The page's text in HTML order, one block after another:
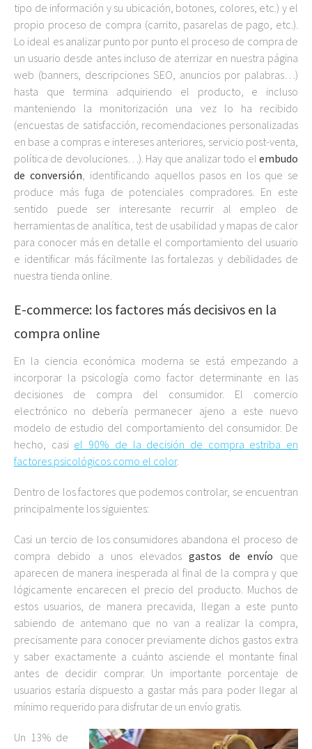
tipo de información y su ubicación, botones, colores, etc.) y el
propio proceso de compra (carrito, pasarelas de pago, etc.).
Lo ideal es analizar punto por punto el proceso de compra de
un usuario desde antes incluso de aterrizar en nuestra página
web (banners, descripciones SEO, anuncios por palabras…)
hasta que termina adquiriendo el producto, e incluso
manteniendo la monitorización una vez lo ha recibido
(encuestas de satisfacción, recomendaciones personalizadas
en base a compras e intereses anteriores, servicio post-venta,
política de devoluciones…). Hay que analizar todo el embudo
de conversión, identificando aquellos pasos en los que se
produce más fuga de potenciales compradores. En este
sentido puede ser interesante recurrir al empleo de
herramientas de analítica, test de usabilidad y mapas de calor
para conocer más en detalle el comportamiento del usuario
e identificar más fácilmente las fortalezas y debilidades de
nuestra tienda online.
E-commerce: los factores más decisivos en la
compra online
En la ciencia económica moderna se está empezando a
incorporar la psicología como factor determinante en las
decisiones de compra del consumidor. El comercio
electrónico no debería permanecer ajeno a este nuevo
modelo de estudio del comportamiento del consumidor. De
hecho, casi el 90% de la decisión de compra estriba en
factores psicológicos como el color.
Dentro de los factores que podemos controlar, se encuentran
principalmente los siguientes:
Casi un tercio de los consumidores abandona el proceso de
compra debido a unos elevadosgastos de envío que
aparecen de manera inesperada al final de la compra y que
lógicamente encarecen el precio del producto. Muchos de
estos usuarios, de manera precavida, llegan a este punto
sabiendo de antemano que no van a realizar la compra,
precisamente para conocer previamente dichos gastos extra
y saber exactamente a cuánto asciende el montante final
antes de decidir comprar. Un importante porcentaje de
usuarios estaría dispuesto a gastar más para poder llegar al
mínimo requerido para disfrutar de un envío gratis.
Un 13% de